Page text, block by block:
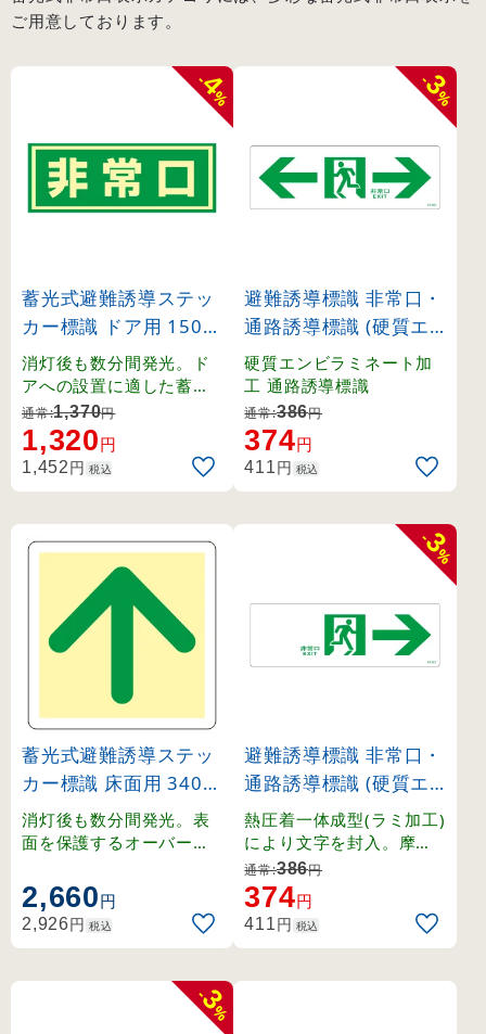
ご用意しております。
-
4
%
蓄光式避難誘導ステッ
カー標識 ドア用 150×
400mm (69003)
消灯後も数分間発光。ド
アへの設置に適した蓄光
ステッカー標識。
通常:1,370円
1,320円
1,452円 税込
-
3
%
避難誘導標識 非常口・
通路誘導標識 (硬質エ
ンビ) 100×300mm 左
右矢印 白地 (65903)
硬質エンビラミネート加
工 通路誘導標識
通常:386円
374円
411円 税込
蓄光式避難誘導ステッ
カー標識 床面用 340m
m角 ↑矢印 (69002)
消灯後も数分間発光。表
面を保護するオーバーラ
。
2,660円
2,926円 税込
-
3
%
避難誘導標識 非常口・
通路誘導標識 (硬質エ
ンビ) 100×300mm 右
矢印 白地 (65901)
熱圧着一体成型(ラミ加工)
により文字を封入。摩擦
に強く文字が消えにくい
誘導標識。
通常:386円
374円
411円 税込
-
3
%